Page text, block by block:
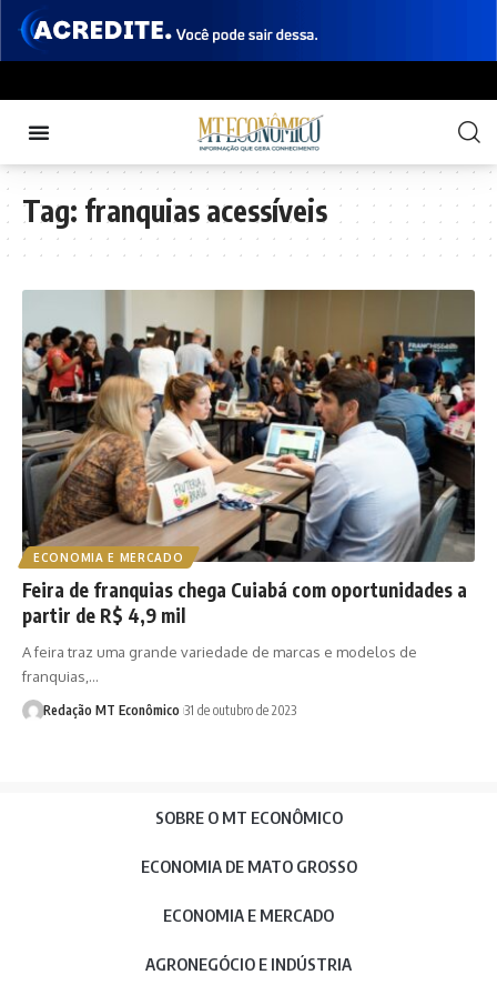
Tag: franquias acessíveis
ECONOMIA E MERCADO
Feira de franquias chega Cuiabá com oportunidades a
partir de R$ 4,9 mil
A feira traz uma grande variedade de marcas e modelos de
franquias,…
Redação MT Econômico 31 de outubro de 2023
SOBRE O MT ECONÔMICO
ECONOMIA DE MATO GROSSO
ECONOMIA E MERCADO
AGRONEGÓCIO E INDÚSTRIA